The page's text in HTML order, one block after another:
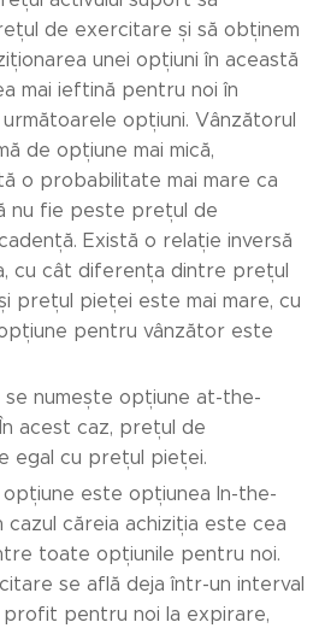
de exercitare și să obținem
unei opțiuni în această
mai ieftină pentru noi în
opțiuni. Vânzătorul
de opțiune mai mică,
o probabilitate mai mare ca
nu fie peste prețul de
Există o relație inversă
cu cât diferența dintre prețul
prețul pieței este mai mare, cu
pentru vânzător este
se numește opțiune at-the-
acest caz, prețul de
egal cu prețul pieței.
este opțiunea In-the-
cazul căreia achiziția este cea
toate opțiunile pentru noi.
se află deja într-un interval
pentru noi la expirare,